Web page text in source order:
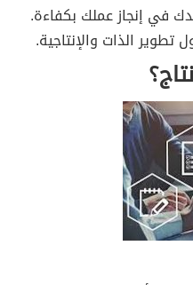
في إنجاز عملك بكفاءة.
تطوير الذات والإنتاجية.